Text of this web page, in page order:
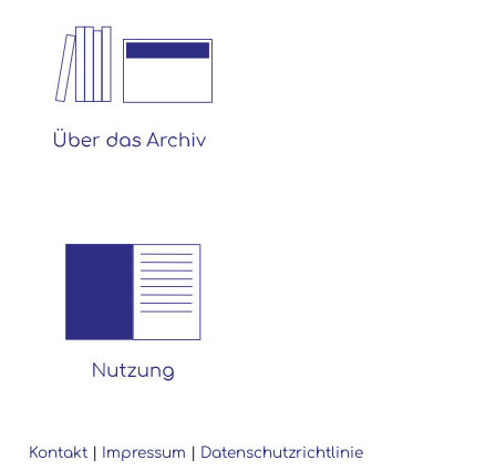
Kontakt| Impressum Datenschutzrichtlinie